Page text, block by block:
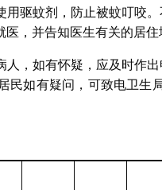
驱蚊剂，防止被蚊叮咬。
，并告知医生有关的居住
，如有怀疑，应及时作
民如有疑问，可致电卫生